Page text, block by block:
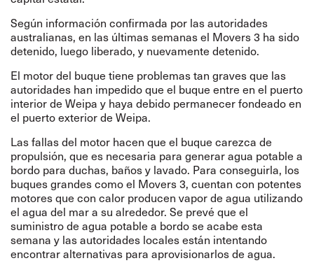
Según información confirmada por las autoridades
australianas, en las últimas semanas el Movers 3 ha sido
detenido, luego liberado, y nuevamente detenido.
El motor del buque tiene problemas tan graves que las
autoridades han impedido que el buque entre en el puerto
interior de Weipa y haya debido permanecer fondeado en
el puerto exterior de Weipa.
Las fallas del motor hacen que el buque carezca de
propulsión, que es necesaria para generar agua potable a
bordo para duchas, baños y lavado. Para conseguirla, los
buques grandes como el Movers 3, cuentan con potentes
motores que con calor producen vapor de agua utilizando
el agua del mar a su alrededor. Se prevé que el
suministro de agua potable a bordo se acabe esta
semana y las autoridades locales están intentando
encontrar alternativas para aprovisionarlos de agua.